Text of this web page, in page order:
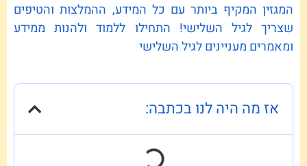
המגזין המקיף ביותר עם כל המידע, ההמלצות והטיפים
שצריך לגיל השלישי! התחילו ללמוד ולהנות ממידע
ומאמרים מעניינים לגיל השלישי
אז מה היה לנו בכתבה: